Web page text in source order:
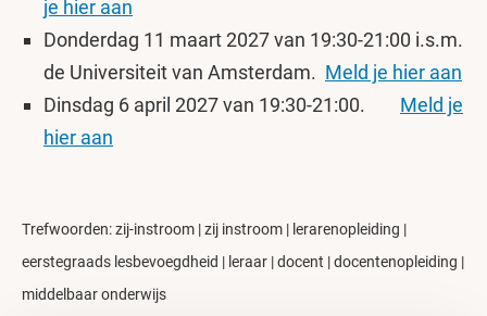
je hier aan
Donderdag 11 maart 2027 van 19:30-21:00 i.s.m.
de Universiteit van Amsterdam. Meld je hier aan
Dinsdag 6 april 2027 van 19:30-21:00. Meld je
hier aan
Trefwoorden: zij-instroom | zij instroom | lerarenopleiding |
eerstegraads lesbevoegdheid | leraar | docent | docentenopleiding |
middelbaar onderwijs